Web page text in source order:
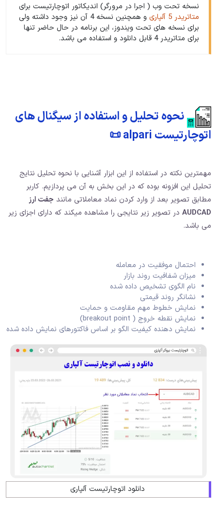
نسخه تحت وب ( اجرا در مرورگر) اندیکاتور اتوچارتیست برای
متاتریدر 5 آلپاری
و همچنین نسخه 4 آن نیز وجود داشته ولی
برای نسخه های تحت ویندوز، این برنامه در حال حاضر تنها
برای متاتریدر 4 قابل دانلود و استفاده می باشد.
نحوه تحلیل و استفاده از سیگنال های
اتوچارتیست alpari 📜
مهمترین نکته در استفاده از این ابزار آشنایی با نحوه تحلیل نتایج
تحلیل این افزونه بوده که در این بخش به آن می پردازیم. کاربر
مطابق تصویر بعد از وارد کردن نماد معاملاتی مانند جفت ارز
AUDCAD در تصویر زیر نتایجی را مشاهده میکند که دارای اجزای زیر
می باشد.
احتمال موفقیت در معامله
میزان شفافیت روند بازار
نام الگوی تشخیص داده شده
نشانگر روند قیمتی
نمایش خطوط مهم مقاومت و حمایت
نمایش نقطه خروج ( breakout point)
نمایش دهنده کیفیت الگو بر اساس فاکتورهای نمایش داده شده
دانلود اتوچارتیست آلپاری